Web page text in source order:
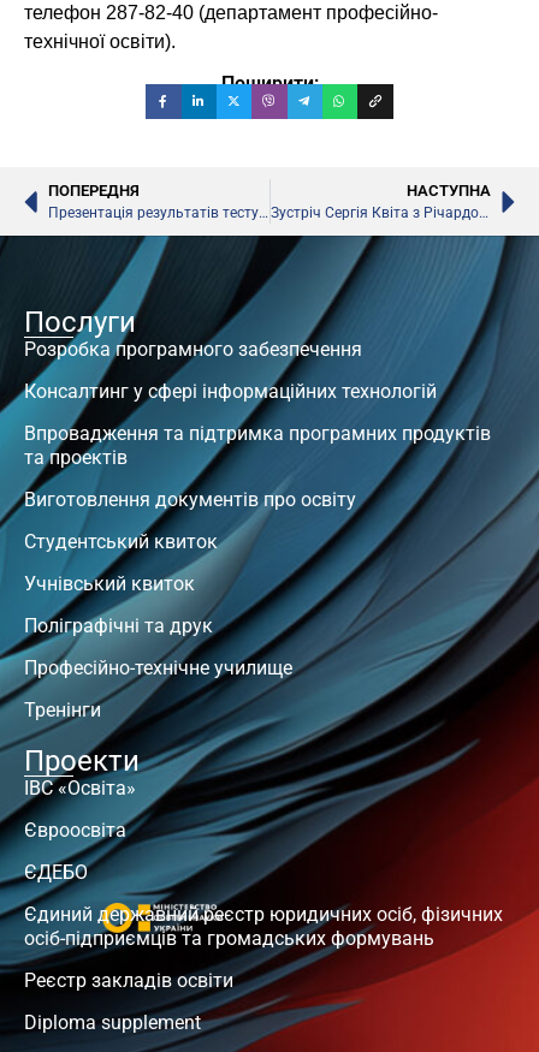
телефон 287-82-40 (департамент професійно-
технічної освіти).
Поширити:
ПОПЕРЕДНЯ
Презентація результатів тестування випускників шкіл з англійської мови, – МОН
НАСТУПНА
Зустріч Сергія Квіта з Річардом Стенгелем
Послуги
Розробка програмного забезпечення
Консалтинг у сфері інформаційних технологій
Впровадження та підтримка програмних продуктів
та проектів
Виготовлення документів про освіту
Студентський квиток
Учнівський квиток
Поліграфічні та друк
Професійно-технічне училище
Тренінги
Проекти
ІВС «Освіта»
Євроосвіта
ЄДЕБО
Єдиний державний реєстр юридичних осіб, фізичних
осіб-підприємців та громадських формувань
Реєстр закладів освіти
Diploma supplement